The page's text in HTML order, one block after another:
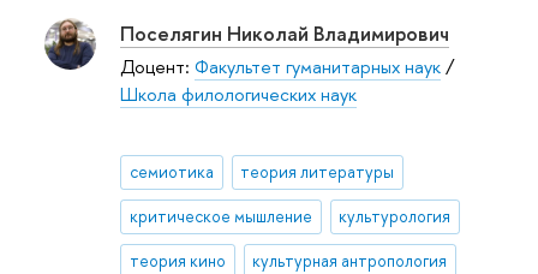
Поселягин Николай Владимирович
Доцент: Факультет гуманитарных наук/
Школа филологических наук
семиотика теория литературы
критическое мышление культурология
теория кино культурная антропология